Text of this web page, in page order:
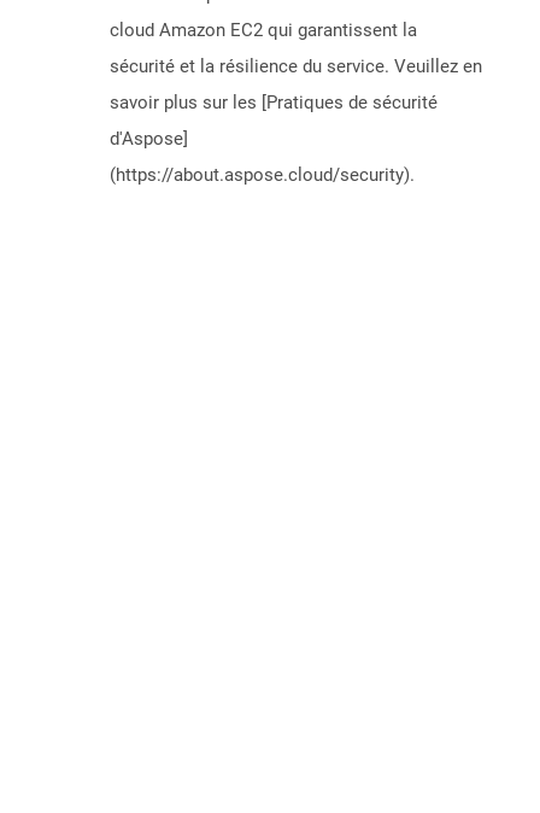
cloud Amazon EC2 qui garantissent la
sécurité et la résilience du service. Veuillez en
savoir plus sur les [Pratiques de sécurité
d'Aspose]
(https://about.aspose.cloud/security).